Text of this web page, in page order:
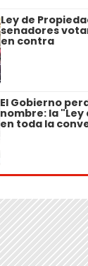
Ley de
senadores
en contra
El Gobierno
nombre: la
en toda la